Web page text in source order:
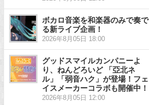
ボカロ音楽を和楽器のみで奏で
る新ライブ企画！
2026年8月05日 18:00
グッドスマイルカンパニーよ
り、ねんどろいど 「亞北ネ
ル」「弱音ハク」が登場！フェ
イスメーカーコラボも開催中！
2026年8月05日 12:00